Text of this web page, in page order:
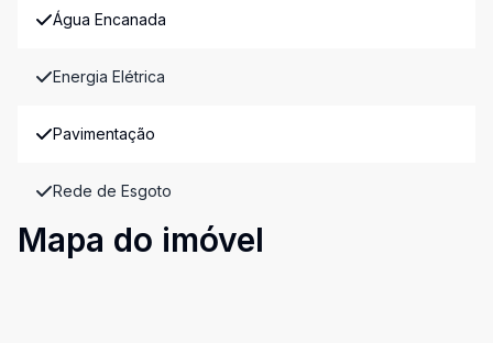
Água Encanada
Energia Elétrica
Pavimentação
Rede de Esgoto
Mapa do imóvel